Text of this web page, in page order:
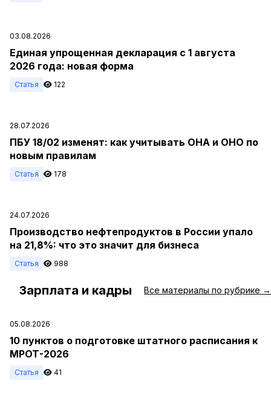
03.08.2026
Единая упрощенная декларация с 1 августа
2026 года: новая форма
Статья 122
28.07.2026
ПБУ 18/02 изменят: как учитывать ОНА и ОНО по
новым правилам
Статья 178
24.07.2026
Производство нефтепродуктов в России упало
на 21,8%: что это значит для бизнеса
Статья 988
Зарплата и кадры Все материалы по рубрике →
05.08.2026
10 пунктов о подготовке штатного расписания к
МРОТ-2026
Статья 41